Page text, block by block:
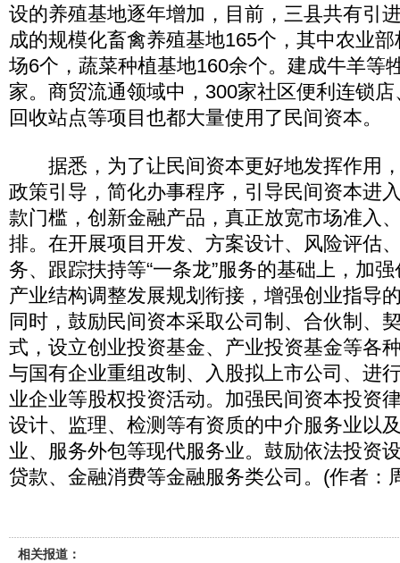
设的养殖基地逐年增加，目前，三县共有引
成的规模化畜禽养殖基地165个，其中农业
场6个，蔬菜种植基地160余个。建成牛羊等
家。商贸流通领域中，300家社区便利连锁
回收站点等项目也都大量使用了民间资本。
据悉，为了让民间资本更好地发挥作用
政策引导，简化办事程序，引导民间资本进
款门槛，创新金融产品，真正放宽市场准入
排。在开展项目开发、方案设计、风险评估
务、跟踪扶持等“一条龙”服务的基础上，加
产业结构调整发展规划衔接，增强创业指导
同时，鼓励民间资本采取公司制、合伙制、
式，设立创业投资基金、产业投资基金等各
与国有企业重组改制、入股拟上市公司、进
业企业等股权投资活动。加强民间资本投资
设计、监理、检测等有资质的中介服务业以
业、服务外包等现代服务业。鼓励依法投资
贷款、金融消费等金融服务类公司。(作者：
相关报道：